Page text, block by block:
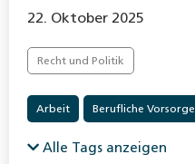
22. Oktober 2025
Recht und Politik
Arbeit Berufliche Vorsorge
Alle Tags anzeigen